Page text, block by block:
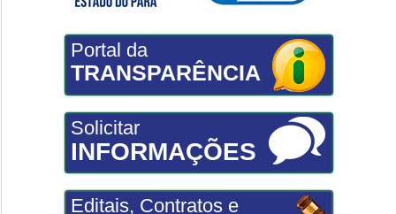
Portal da
TRANSPARÊNCIA
Solicitar
INFORMAÇÕES
Editais, Contratos e